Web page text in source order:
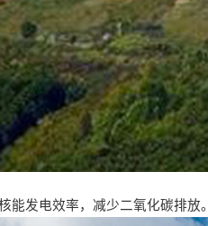
能发电效率，减少二氧化碳排放。